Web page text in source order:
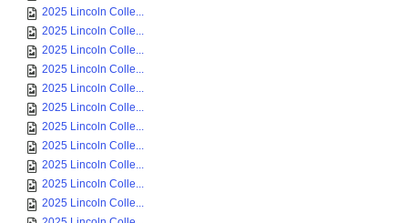
2025 Lincoln Colle...
2025 Lincoln Colle...
2025 Lincoln Colle...
2025 Lincoln Colle...
2025 Lincoln Colle...
2025 Lincoln Colle...
2025 Lincoln Colle...
2025 Lincoln Colle...
2025 Lincoln Colle...
2025 Lincoln Colle...
2025 Lincoln Colle...